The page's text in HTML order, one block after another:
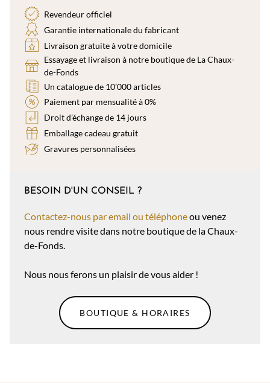
Revendeur officiel
Garantie internationale du fabricant
Livraison gratuite à votre domicile
Essayage et livraison à notre boutique de La Chaux-
de-Fonds
Un catalogue de 10’000 articles
Paiement par mensualité à 0%
Droit d’échange de 14 jours
Emballage cadeau gratuit
Gravures personnalisées
BESOIN D'UN CONSEIL ?
Contactez-nous par email ou téléphoneou venez
nous rendre visite dans notre boutique de la Chaux-
de-Fonds.
Nous nous ferons un plaisir de vous aider !
BOUTIQUE & HORAIRES